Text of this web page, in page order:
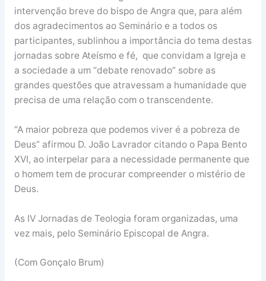
intervenção breve do bispo de Angra que, para além
dos agradecimentos ao Seminário e a todos os
participantes, sublinhou a importância do tema destas
jornadas sobre Ateísmo e fé, que convidam a Igreja e
a sociedade a um “debate renovado” sobre as
grandes questões que atravessam a humanidade que
precisa de uma relação com o transcendente.
“A maior pobreza que podemos viver é a pobreza de
Deus” afirmou D. João Lavrador citando o Papa Bento
XVI, ao interpelar para a necessidade permanente que
o homem tem de procurar compreender o mistério de
Deus.
As IV Jornadas de Teologia foram organizadas, uma
vez mais, pelo Seminário Episcopal de Angra.
(Com Gonçalo Brum)